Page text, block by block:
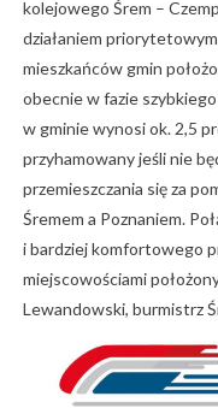
kolejowego Śrem –
działaniem
mieszkańców gmin
obecnie w fazie
w gminie wynosi ok. 2,5
przyhamowany jeśli nie
przemieszczania się za
Śremem a Poznaniem.
i bardziej komfortowego
miejscowościami
Lewandowski, burmistrz